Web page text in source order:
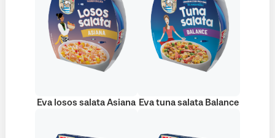
Eva losos salata Asiana Eva tuna salata Balance